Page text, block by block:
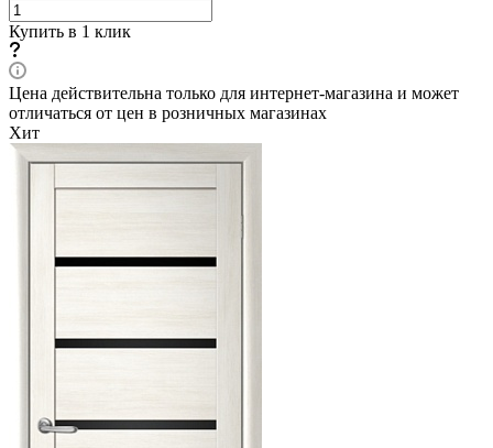
Купить в 1 клик
Цена действительна только для интернет-магазина и может
отличаться от цен в розничных магазинах
Хит